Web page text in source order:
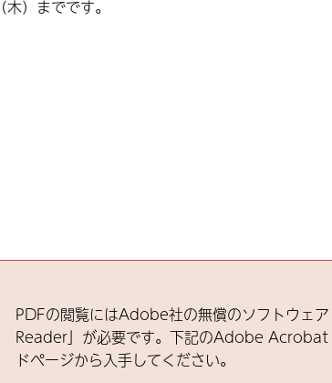
）までです。
PDFの閲覧にはAdobe社の無償のソフトウェ
Reader」が必要です。下記のAdobe Acrobat
ドページから入手してください。